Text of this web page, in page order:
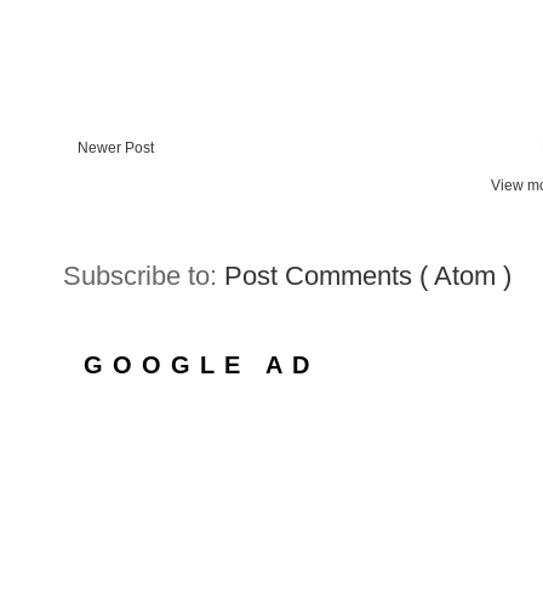
Newer Post
View
Subscribe to: Post Comments ( Atom )
GOOGLE AD